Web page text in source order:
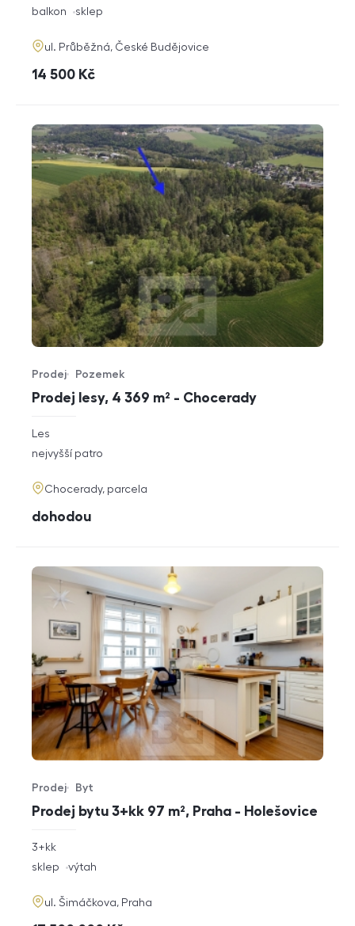
funkce
balkon sklep
adresa
ul. Průběžná, České Budějovice
cena
14 500 Kč
Prodej lesy, 4 369 m² - Chocerady
Typ nabídky
Prodej
Typ nemovitosti
Pozemek
rozměry
dispozice
Les
funkce
nejvyšší patro
adresa
Chocerady, parcela
cena
dohodou
Prodej bytu 3+kk 97 m², Praha - Holešovice
Typ nabídky
Prodej
Typ nemovitosti
Byt
rozměry
dispozice
3+kk
funkce
sklep výtah
adresa
ul. Šimáčkova, Praha